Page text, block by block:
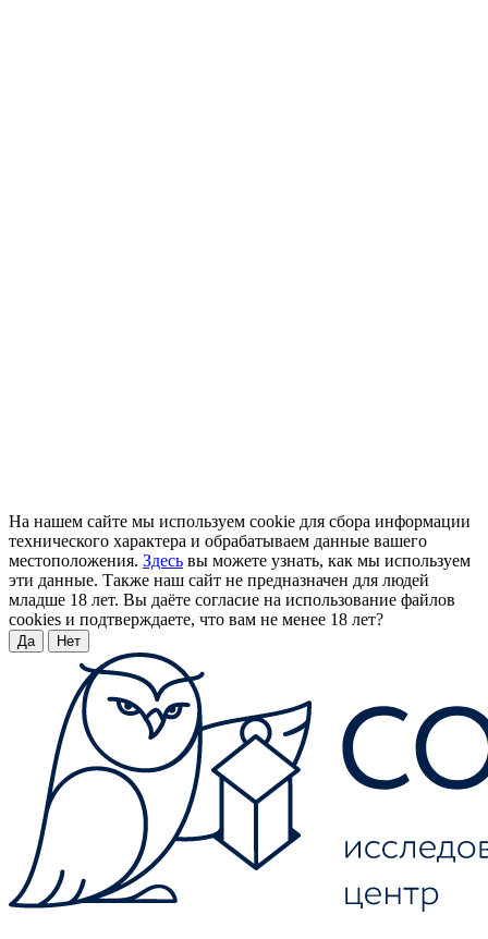
На нашем сайте мы используем cookie для сбора информации
технического характера и обрабатываем данные вашего
местоположения. Здесь вы можете узнать, как мы используем
эти данные. Также наш сайт не предназначен для людей
младше 18 лет. Вы даёте согласие на использование файлов
cookies и подтверждаете, что вам не менее 18 лет?
Да Нет